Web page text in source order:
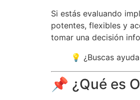
Si estás evaluando
potentes, flexibles y
tomar una decisión
💡 ¿Buscas
📌 ¿Qué es